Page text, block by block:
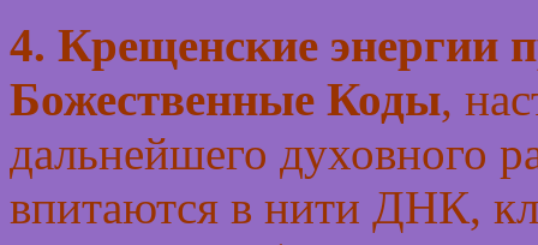
4. Крещенские энергии
Божественные Коды,
дальнейшего духовного
впитаются в нити ДНК,